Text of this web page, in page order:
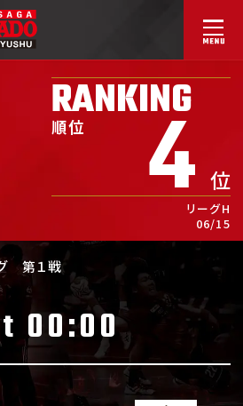
RANKING
順位 4 位
リーグH
06/15
第１戦
00:00